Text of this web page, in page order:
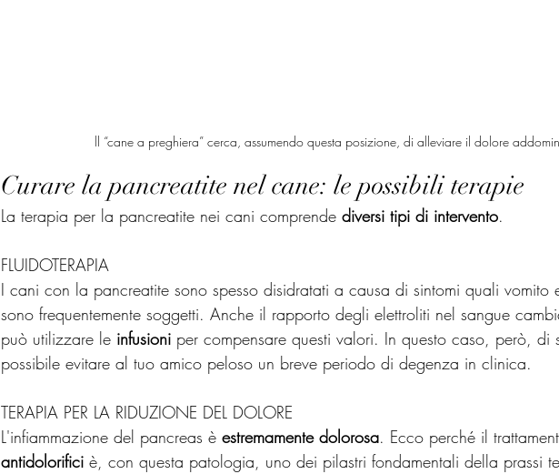
ll “cane a preghiera” cerca, assumendo questa posizione, di alleviare il dolore
Curare la pancreatite nel cane: le possibili terapie
La terapia per la pancreatite nei cani comprende diversi tipi di intervento.
FLUIDOTERAPIA
I cani con la pancreatite sono spesso disidratati a causa di sintomi quali
sono frequentemente soggetti. Anche il rapporto degli elettroliti nel sangue
può utilizzare le infusioni per compensare questi valori. In questo caso, però,
possibile evitare al tuo amico peloso un breve periodo di degenza in clinica.
TERAPIA PER LA RIDUZIONE DEL DOLORE
L'infiammazione del pancreas è estremamente dolorosa. Ecco perché il
antidolorifici è, con questa patologia, uno dei pilastri fondamentali della prassi